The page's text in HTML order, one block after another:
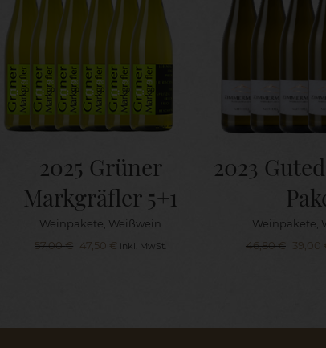
2025 Grüner
Markgräfler 5+1
Weinpakete Weißwein
57,00€ Ursprünglicher
47,50 € Aktueller
inkl. MwSt.
2023
Weinpakete
46,80€ 39,00